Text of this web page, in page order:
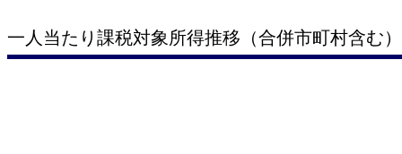
一人当たり課税対象所得推移（合併市町村含む）